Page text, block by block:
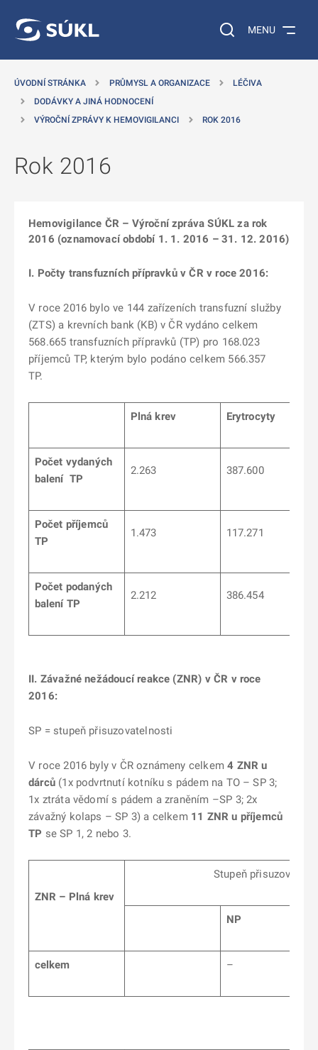
Vyhledávání na
MENU
ÚVODNÍ STRÁNKA PRŮMYSL A ORGANIZACE
LÉČIVA
DODÁVKY A JINÁ HODNOCENÍ
VÝROČNÍ ZPRÁVY K HEMOVIGILANCI
ROK 2016
Rok 2016
Hemovigilance ČR – Výroční zpráva SÚKL za rok
2016 (oznamovací období 1. 1. 2016 – 31. 12. 2016)
I. Počty transfuzních přípravků v ČR v roce 2016:
V roce 2016 bylo ve 144 zařízeních transfuzní služby
(ZTS) a krevních bank (KB) v ČR vydáno celkem
568.665 transfuzních přípravků (TP) pro 168.023
příjemců TP, kterým bylo podáno celkem 566.357
TP.
Plná krev Erytrocyty
Počet vydaných
balení TP
2.263 387.600
Počet příjemců
TP
1.473 117.271
Počet podaných
balení TP
2.212 386.454
II. Závažné nežádoucí reakce (ZNR) v ČR v roce
2016:
SP = stupeň přisuzovatelnosti
V roce 2016 byly v ČR oznámeny celkem4 ZNR u
dárců(1x podvrtnutí kotníku s pádem na TO – SP 3;
1x ztráta vědomí s pádem a zraněním –SP 3; 2x
závažný kolaps – SP 3) a celkem 11 ZNR u příjemců
TP se SP 1, 2 nebo 3.
ZNR – Plná krev
Stupeň
NP
celkem –